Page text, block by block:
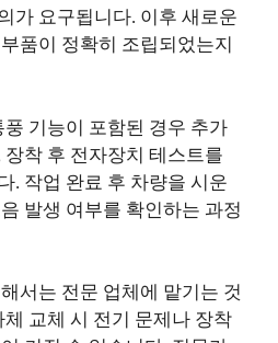
가 요구됩니다. 이후 새로운
품이 정확히 조립되었는지
기능이 포함된 경우 추가
착 후 전자장치 테스트를
. 작업 완료 후 차량을 시운
발생 여부를 확인하는 과정
서는 전문 업체에 맡기는 것
교체 시 전기 문제나 장착